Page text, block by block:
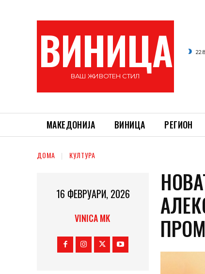
ВИНИЦА
ВАШ ЖИВОТЕН СТИЛ
22.8
МАКЕДОНИЈА ВИНИЦА РЕГИОН
ДОМА КУЛТУРА
16 ФЕВРУАРИ, 2026
VINICA MK